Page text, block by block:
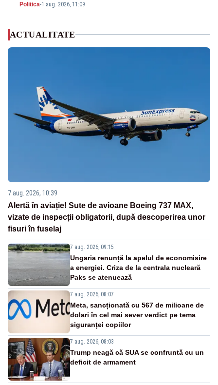
Politica-1 aug. 2026, 11:09
ACTUALITATE
7 aug. 2026, 10:39
Alertă în aviație! Sute de avioane Boeing 737 MAX,
vizate de inspecții obligatorii, după descoperirea unor
fisuri în fuselaj
7 aug. 2026, 09:15
Ungaria renunță la apelul de economisire
a energiei. Criza de la centrala nucleară
Paks se atenuează
7 aug. 2026, 08:07
Meta, sancționată cu 567 de milioane de
dolari în cel mai sever verdict pe tema
siguranței copiilor
7 aug. 2026, 08:03
Trump neagă că SUA se confruntă cu un
deficit de armament